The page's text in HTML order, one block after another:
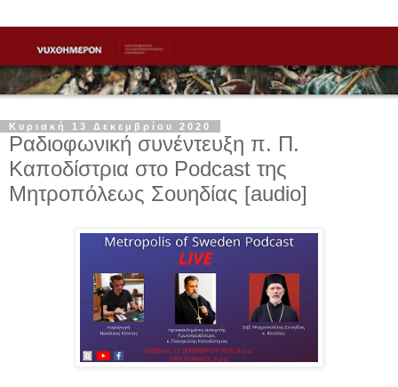
Κυριακή 13 Δεκεμβρίου 2020
Ραδιοφωνική συνέντευξη π. Π.
Καποδίστρια στο Podcast της
Μητροπόλεως Σουηδίας [audio]